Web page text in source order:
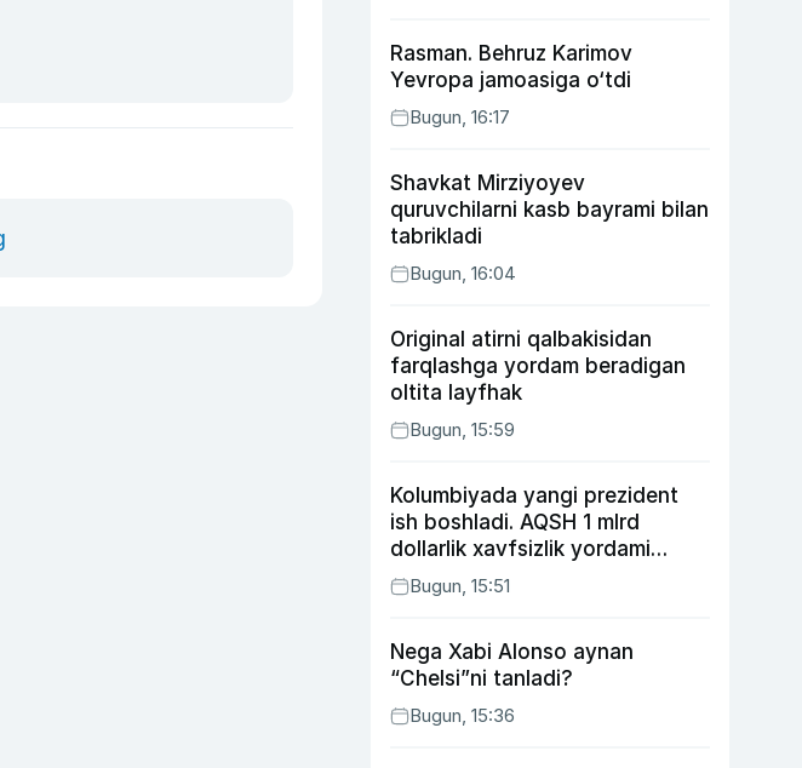
Rasman. Behruz Karimov
Yevropa jamoasiga o‘tdi
Bugun, 16:17
Shavkat Mirziyoyev
quruvchilarni kasb bayrami bilan
tabrikladi
Bugun, 16:04
Original atirni qalbakisidan
farqlashga yordam beradigan
oltita layfhak
Bugun, 15:59
Kolumbiyada yangi prezident
ish boshladi. AQSH 1 mlrd
dollarlik xavfsizlik yordami
bermoqchi
Bugun, 15:51
Nega Xabi Alonso aynan
“Chelsi”ni tanladi?
Bugun, 15:36